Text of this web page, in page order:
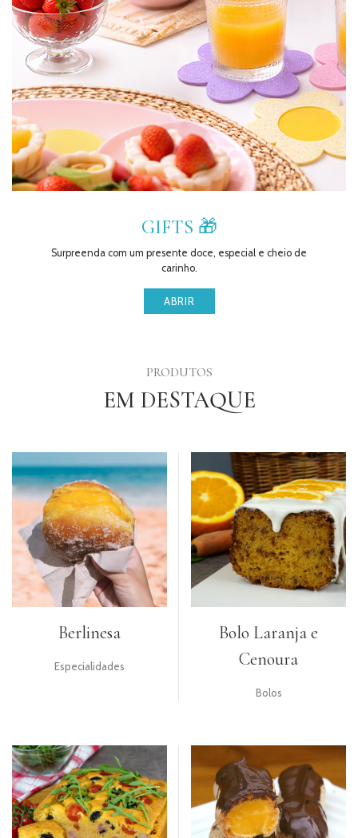
GIFTS 🎁
Surpreenda com um presente doce, especial e cheio de
carinho.
ABRIR
PRODUTOS
EM DESTAQUE
Berlinesa
Especialidades
Bolo Laranja e
Cenoura
Bolos